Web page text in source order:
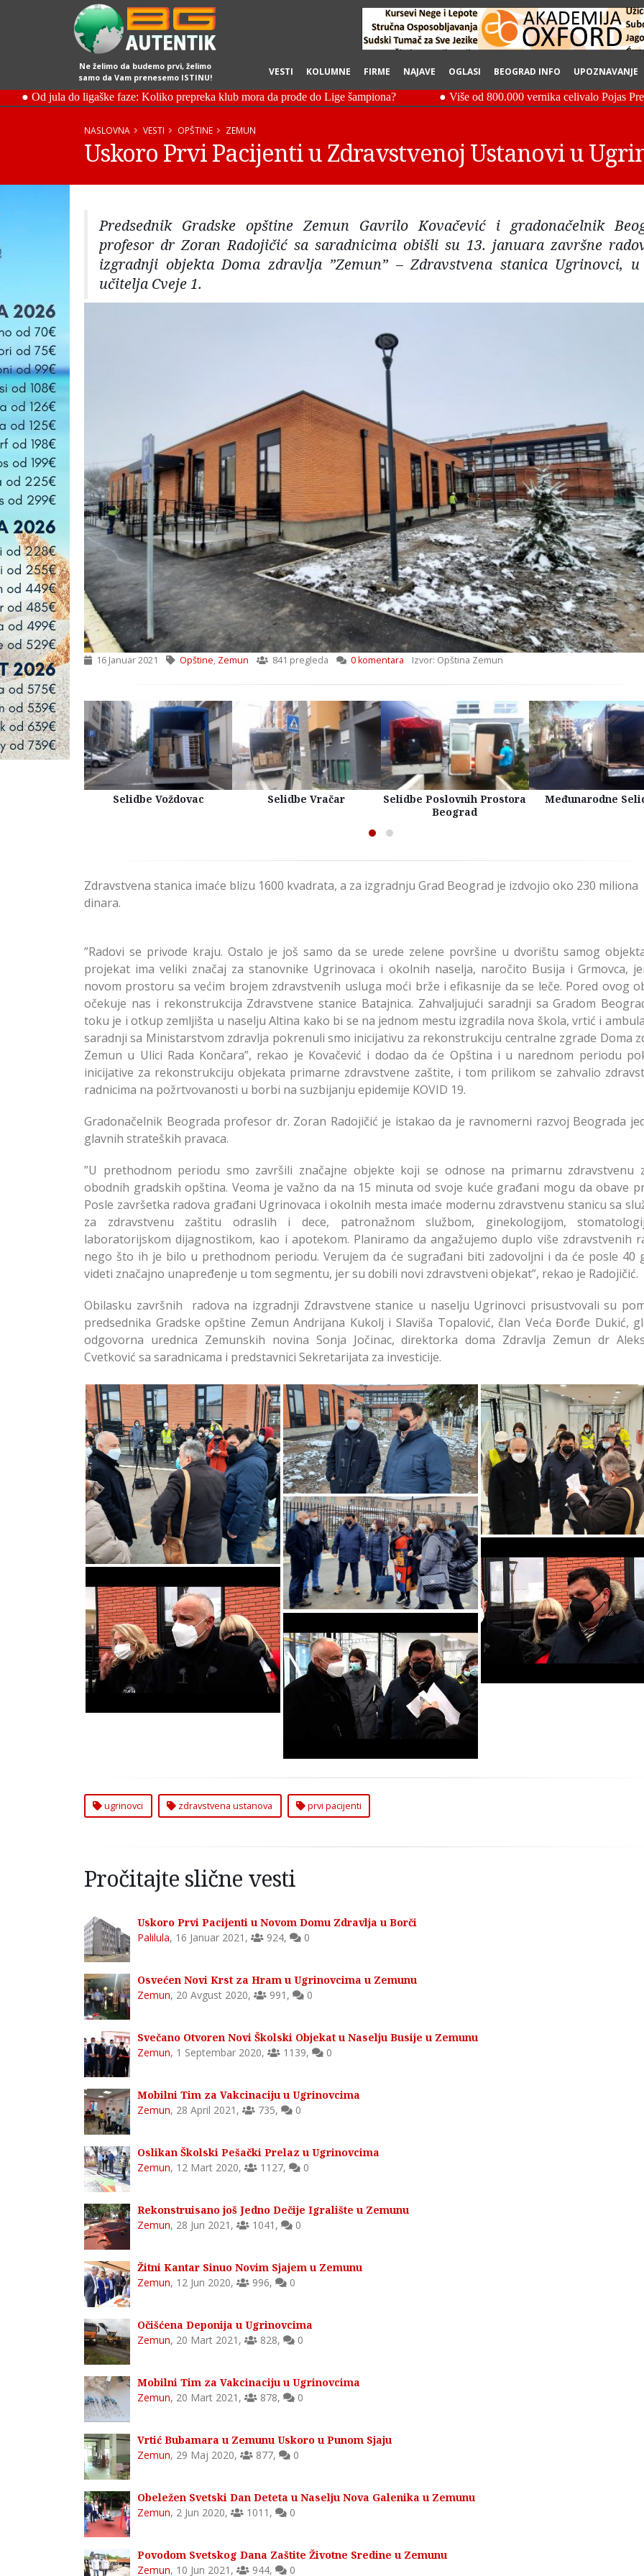
Ne želimo da budemo prvi, želimo
samo da Vam prenesemo ISTINU!
VESTI KOLUMNE FIRME NAJAVE OGLASI BEOGRAD INFO UPOZNAVANJE
NASLOVNA VESTI OPŠTINE ZEMUN
Uskoro Prvi Pacijenti u Zdravstvenoj Ustanovi u
Predsednik Gradske opštine Zemun Gavrilo Kovačević i gradonačelnik
profesor dr Zoran Radojičić sa saradnicima obišli su 13. januara završne
izgradnji objekta Doma zdravlja ”Zemun” – Zdravstvena stanica Ugrinovci,
učitelja Cveje 1.
16 Januar 2021 Opštine, Zemun 841 pregleda 0 komentara Izvor: Opština Zemun
Selidbe Voždovac Selidbe Vračar
Selidbe Poslovnih Prostora
Beograd
Međunarodne
Zdravstvena stanica imaće blizu 1600 kvadrata, a za izgradnju Grad Beograd je izdvojio oko 230 miliona
dinara.
”Radovi se privode kraju. Ostalo je još samo da se urede zelene površine u dvorištu samog
projekat ima veliki značaj za stanovnike Ugrinovaca i okolnih naselja, naročito Busija i Grmovca,
novom prostoru sa većim brojem zdravstvenih usluga moći brže i efikasnije da se leče. Pored ovog
očekuje nas i rekonstrukcija Zdravstvene stanice Batajnica. Zahvaljujući saradnji sa Gradom
toku je i otkup zemljišta u naselju Altina kako bi se na jednom mestu izgradila nova škola, vrtić i
saradnji sa Ministarstvom zdravlja pokrenuli smo inicijativu za rekonstrukciju centralne zgrade Doma
Zemun u Ulici Rada Končara”, rekao je Kovačević i dodao da će Opština i u narednom periodu
inicijative za rekonstrukciju objekata primarne zdravstvene zaštite, i tom prilikom se zahvalio
radnicima na požrtvovanosti u borbi na suzbijanju epidemije KOVID 19.
Gradonačelnik Beograda profesor dr. Zoran Radojičić je istakao da je ravnomerni razvoj Beograda
glavnih strateških pravaca.
”U prethodnom periodu smo završili značajne objekte koji se odnose na primarnu zdravstvenu
obodnih gradskih opština. Veoma je važno da na 15 minuta od svoje kuće građani mogu da obave
Posle završetka radova građani Ugrinovaca i okolnih mesta imaće modernu zdravstvenu stanicu sa
za zdravstvenu zaštitu odraslih i dece, patronažnom službom, ginekologijom,
laboratorijskom dijagnostikom, kao i apotekom. Planiramo da angažujemo duplo više zdravstvenih
nego što ih je bilo u prethodnom periodu. Verujem da će sugrađani biti zadovoljni i da će posle 40
videti značajno unapređenje u tom segmentu, jer su dobili novi zdravstveni objekat”, rekao je Radojičić.
Obilasku završnih radova na izgradnji Zdravstvene stanice u naselju Ugrinovci prisustvovali su
predsednika Gradske opštine Zemun Andrijana Kukolj i Slaviša Topalović, član Veća Đorđe Dukić,
odgovorna urednica Zemunskih novina Sonja Jočinac, direktorka doma Zdravlja Zemun dr
Cvetković sa saradnicama i predstavnici Sekretarijata za investicije.
Uskoro Prvi Pacijenti u
Zdravstvenoj Ustanovi u
Ugrinovcima u Zemunu
Uskoro Prvi Pacijenti u
Zdravstvenoj Ustanovi u
Ugrinovcima u Zemunu
Uskoro Prvi Pacijenti
Zdravstvenoj
Ugrinovcima u
Uskoro Prvi Pacijenti u
Zdravstvenoj Ustanovi u
Ugrinovcima u Zemunu
Uskoro Prvi Pacijenti
Zdravstvenoj
Ugrinovcima u
Uskoro Prvi Pacijenti u
Zdravstvenoj Ustanovi u
Ugrinovcima u Zemunuv
Uskoro Prvi Pacijenti u
Zdravstvenoj Ustanovi u
Ugrinovcima u Zemunu
ugrinovci zdravstvena ustanova prvi pacijenti
Pročitajte slične vesti
Uskoro Prvi Pacijenti u Novom Domu Zdravlja u Borči
Palilula, 16 Januar 2021 , 924, 0
Osvećen Novi Krst za Hram u Ugrinovcima u Zemunu
Zemun, 20 Avgust 2020, 991 , 0
Svečano Otvoren Novi Školski Objekat u Naselju Busije u Zemunu
Zemun, 1 Septembar 2020, 1139, 0
Mobilni Tim za Vakcinaciju u Ugrinovcima
Zemun, 28 April 2021 , 735, 0
Oslikan Školski Pešački Prelaz u Ugrinovcima
Zemun, 12 Mart 2020, 1127, 0
Rekonstruisano još Jedno Dečije Igralište u Zemunu
Zemun, 28 Jun 2021 , 1041 , 0
Žitni Kantar Sinuo Novim Sjajem u Zemunu
Zemun, 12 Jun 2020, 996, 0
Očišćena Deponija u Ugrinovcima
Zemun, 20 Mart 2021 , 828, 0
Mobilni Tim za Vakcinaciju u Ugrinovcima
Zemun, 20 Mart 2021 , 878, 0
Vrtić Bubamara u Zemunu Uskoro u Punom Sjaju
Zemun, 29 Maj 2020, 877, 0
Obeležen Svetski Dan Deteta u Naselju Nova Galenika u Zemunu
Zemun, 2 Jun 2020, 1011 , 0
Povodom Svetskog Dana Zaštite Životne Sredine u Zemunu
Zemun, 10 Jun 2021 , 944, 0